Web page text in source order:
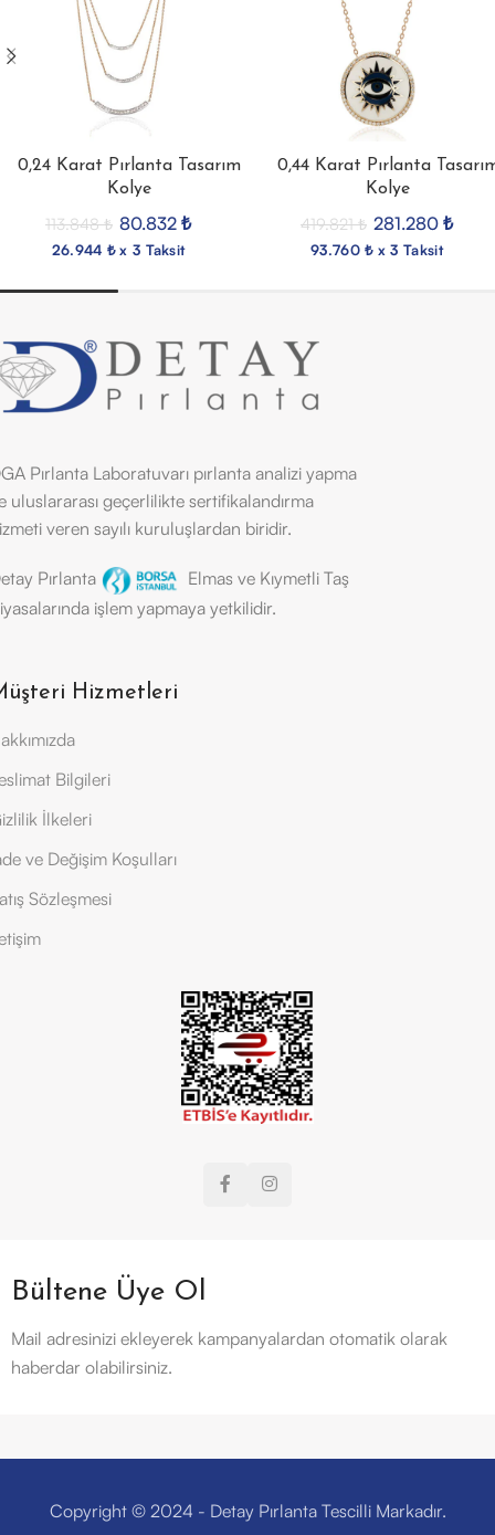
0,24 Karat Pırlanta Tasarım
Kolye
113.848₺ 80.832 ₺
26.944 ₺ x 3 Taksit
0,44 Karat Pırlanta
Kolye
419.821₺ 281.280 ₺
93.760 ₺ x 3 Taksit
Pırlanta Laboratuvarı pırlanta analizi yapma
uluslararası geçerlilikte sertifikalandırma
veren sayılı kuruluşlardan biridir.
Pırlanta
Elmas ve Kıymetli Taş
işlem yapmaya yetkilidir.
Hizmetleri
Bilgileri
İlkeleri
ve Değişim Koşulları
Sözleşmesi
Bültene Üye Ol
Mail adresinizi ekleyerek kampanyalardan otomatik olarak
haberdar olabilirsiniz.
Copyright © 2024 - Detay Pırlanta Tescilli Markadır.